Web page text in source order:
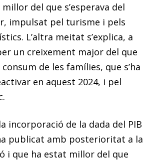
del que s’esperava del
impulsat pel turisme i pels
L’altra meitat s’explica, a
un creixement major del que
consum de les famílies, que s’ha
en aquest 2024, i pel
incorporació de la dada del PIB
publicat amb posterioritat a la
i que ha estat millor del que